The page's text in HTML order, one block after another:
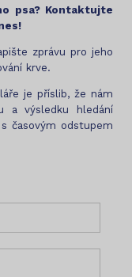
psa? Kontaktujte
zprávu pro jeho
krve.
je příslib, že nám
a výsledku hledání
časovým odstupem